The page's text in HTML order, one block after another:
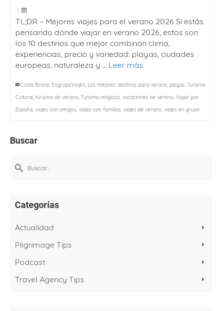
TL;DR – Mejores viajes para el verano 2026 Si estás
pensando dónde viajar en verano 2026, estos son
los 10 destinos que mejor combinan clima,
experiencias, precio y variedad: playas, ciudades
europeas, naturaleza y … Leer más
Costa Brava, EngrupoViajes, Los mejores destinos para verano, playas, Turismo
Cultural, turismo de verano, Turismo religioso, vacaciones de verano, Viajar por
España, viajes con amigos, viajes con familias, viajes de verano, viajes en grupo
Buscar
por:
Categorías
Actualidad
Pilgrimage Tips
Podcast
Travel Agency Tips